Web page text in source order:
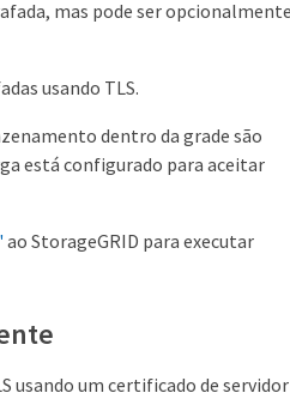
mas pode ser opcionalmente
usando TLS.
dentro da grade são
está configurado para aceitar
ao StorageGRID para executar
usando um certificado de servidor